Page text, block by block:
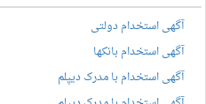
آگهی استخدام دولتی
آگهی استخدام بانکها
آگهی استخدام با مدرک دیپلم